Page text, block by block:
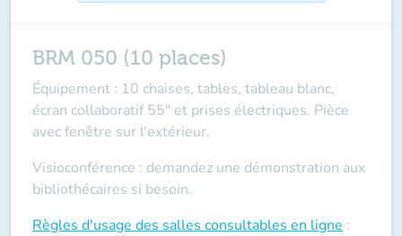
BRM 050 (10 places)
Équipement : 10 chaises, tables, tableau blanc,
écran collaboratif 55" et prises électriques. Pièce
avec fenêtre sur l'extérieur.
Visioconférence : demandez une démonstration aux
bibliothécaires si besoin.
Règles d'usage des salles consultables en ligne :